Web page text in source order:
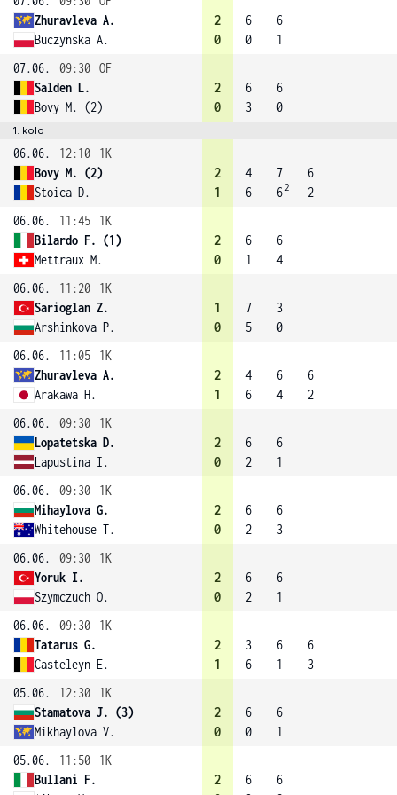
Zhuravleva A.
Buczynska A.
2
0
6
0
6
1
07.06.
09:30 OF
Salden L.
Bovy M. (2)
2
0
6
3
6
0
1. kolo
06.06. 12:10
1K
Bovy M. (2)
Stoica D.
2
1
4
6
7
62
6
2
06.06.
11:45
1K
Bilardo F. (1)
Mettraux M.
2
0
6
1
6
4
06.06.
11:20
1K
Sarioglan Z.
Arshinkova P.
1
0
7
5
3
0
06.06.
11:05
1K
Zhuravleva A.
Arakawa H.
2
1
4
6
6
4
6
2
06.06.
09:30
1K
Lopatetska D.
Lapustina I.
2
0
6
2
6
1
06.06.
09:30
1K
Mihaylova G.
Whitehouse T.
2
0
6
2
6
3
06.06.
09:30
1K
Yoruk I.
Szymczuch O.
2
0
6
2
6
1
06.06.
09:30
1K
Tatarus G.
Casteleyn E.
2
1
3
6
6
1
6
3
05.06.
12:30
1K
Stamatova J. (3)
Mikhaylova V.
2
0
6
0
6
1
05.06.
11:50
1K
Bullani F.
2
6
6